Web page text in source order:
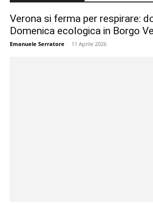
Verona si ferma per respirare:
Domenica ecologica in Borgo
Emanuele Serratore - 11 Aprile 2026